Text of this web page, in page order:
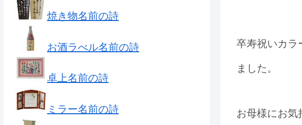
卒寿祝いカラ
ました。
お母様にお
焼き物名前の詩
お酒ラべル名前の詩
卓上名前の詩
ミラー名前の詩